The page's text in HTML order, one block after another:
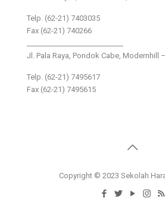
Telp. (62-21) 7403035
Fax (62-21) 740266
Jl. Pala Raya, Pondok Cabe, Modernhill
Telp. (62-21) 7495617
Fax (62-21) 7495615
Copyright © 2023 Sekolah